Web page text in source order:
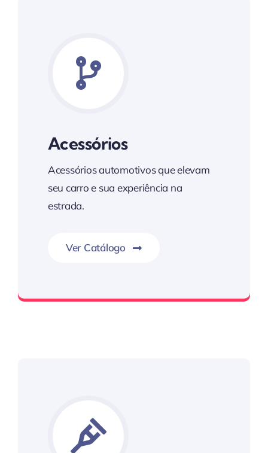
Acessórios
Acessórios automotivos que elevam
seu carro e sua experiência na
estrada.
Ver Catálogo